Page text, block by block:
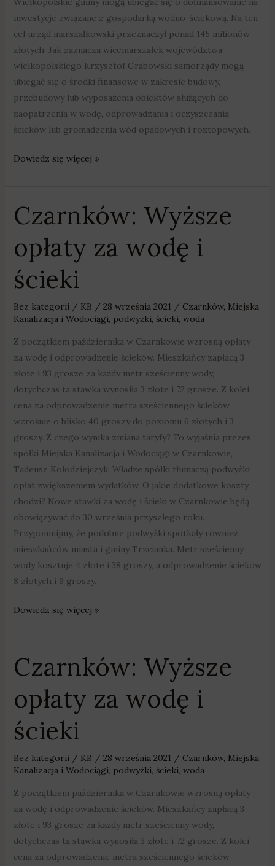
inwestycje związane z gospodarką wodno-ściekową. Na ten
cel urząd marszałkowski przeznaczył ponad 145 milionów
złotych. Jak zaznacza wicemarszałek województwa
wielkopolskiego Krzysztof Grabowski samorządy mogą
ubiegać się o środki finansowe w zakresie budowy,
przebudowy lub wyposażenia obiektów służących do
zaopatrzenia w wodę, odprowadzania i oczyszczania
ścieków lub gromadzenia wód opadowych i roztopowych.
Dowiedz się więcej »
Czarnków: Wyższe
opłaty za wodę i
ścieki
Bez kategorii/ KB / 28 września 2021 / Czarnków, Miejska
Kanalizacja i Wodociągi, podwyżki, ścieki, woda
Z początkiem października w Czarnkowie wzrosną opłaty
za wodę i odprowadzenie ścieków. Mieszkańcy zapłacą 3
złote i 93 grosze za każdy metr sześcienny wody,
dotychczas ta stawka wynosiła 3 złote i 72 grosze. Z kolei
cena za odprowadzenie metra sześciennego ścieków
wzrośnie o blisko 40 groszy do poziomu 6 złotych i 3
groszy. Z czego wynika zmiana taryfy? To wyjaśnia prezes
spółki Miejska Kanalizacja i Wodociągi w Czarnkowie,
Tadeusz Kołodziejczyk. Władze spółki tłumaczą podwyżki
opłat zwiększeniem wydatków. O jakie dodatkowe koszty
chodzi? Nowe stawki za wodę i ścieki w Czarnkowie będą
obowiązywać do 30 września przyszłego roku.
Przypomnijmy, że podobne podwyżki spotkały również
mieszkańców miasta i gminy Trzcianka. Metr sześcienny
wody kosztuje 4 złote i 38 groszy, a odprowadzenie ścieków
8 złotych i 9 groszy.
Czarnków:
Wyższe
za
wodę
i
ścieki
Dowiedz się więcej »
Czarnków: Wyższe
opłaty za wodę i
ścieki
Bez kategorii/ KB / 28 września 2021 / Czarnków, Miejska
Kanalizacja i Wodociągi, podwyżki, ścieki, woda
Z początkiem października w Czarnkowie wzrosną opłaty
za wodę i odprowadzenie ścieków. Mieszkańcy zapłacą 3
złote i 93 grosze za każdy metr sześcienny wody,
dotychczas ta stawka wynosiła 3 złote i 72 grosze. Z kolei
cena za odprowadzenie metra sześciennego ścieków
Czarnków:
Wyższe
za
wodę
i
ścieki